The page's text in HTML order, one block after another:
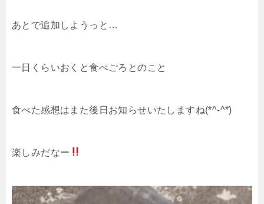
あとで追加しようっと…
一日くらいおくと食べごろとのこと
食べた感想はまた後日お知らせいたしますね(*^-^*)
楽しみだなー